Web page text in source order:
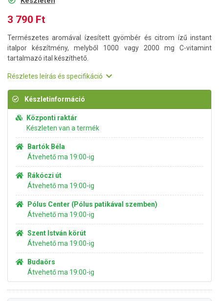
3 790 Ft
Természetes aromával ízesített gyömbér és citrom ízű instant
italpor készítmény, melyből 1000 vagy 2000 mg C-vitamint
tartalmazó ital készíthető.
Részletes leírás és specifikáció
Készletinformáció
Központi raktár
Készleten van a termék
Bartók Béla
Átvehető ma 19:00-ig
Rákóczi út
Átvehető ma 19:00-ig
Pólus Center (Pólus patikával szemben)
Átvehető ma 19:00-ig
Szent István körút
Átvehető ma 19:00-ig
Budaörs
Átvehető ma 19:00-ig